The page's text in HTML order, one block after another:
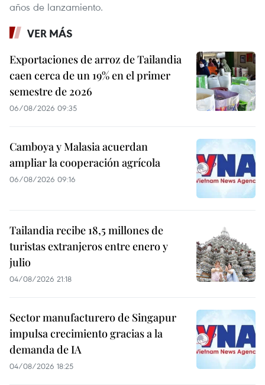
años de lanzamiento.
VER MÁS
Exportaciones de arroz de Tailandia
caen cerca de un 19% en el primer
semestre de 2026
06/08/2026 09:35
Camboya y Malasia acuerdan
ampliar la cooperación agrícola
06/08/2026 09:16
Tailandia recibe 18,5 millones de
turistas extranjeros entre enero y
julio
04/08/2026 21:18
Sector manufacturero de Singapur
impulsa crecimiento gracias a la
demanda de IA
04/08/2026 18:25